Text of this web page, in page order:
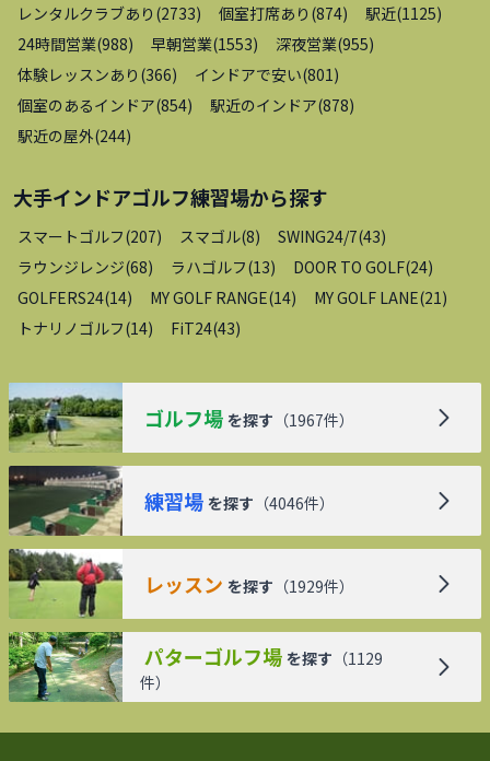
レンタルクラブあり (2733) 個室打席あり (874) 駅近(1125)
24時間営業(988) 早朝営業(1553) 深夜営業(955)
体験レッスンあり (366) インドアで安い(801 )
個室のあるインドア(854) 駅近のインドア(878)
駅近の屋外(244)
大手インドアゴルフ練習場から探す
スマートゴルフ(207) スマゴル(8) SWING24/7(43)
ラウンジレンジ(68) ラハゴルフ(13) DOOR TO GOLF(24)
GOLFERS24(14) MY GOLF RANGE(14) MY GOLF LANE(21 )
トナリノゴルフ(14) FiT24(43)
ゴルフ場 を探す （1967件）
練習場 を探す （4046件）
レッスン を探す （1929件）
パターゴルフ場 を探す （1129
件）